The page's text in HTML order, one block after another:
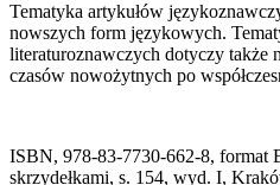
Tematyka artykułów
nowszych form językowych.
literaturoznawczych dotyczy także
czasów nowożytnych po
ISBN, 978-83-7730-662-8, format
skrzydełkami, s. 154, wyd. I,